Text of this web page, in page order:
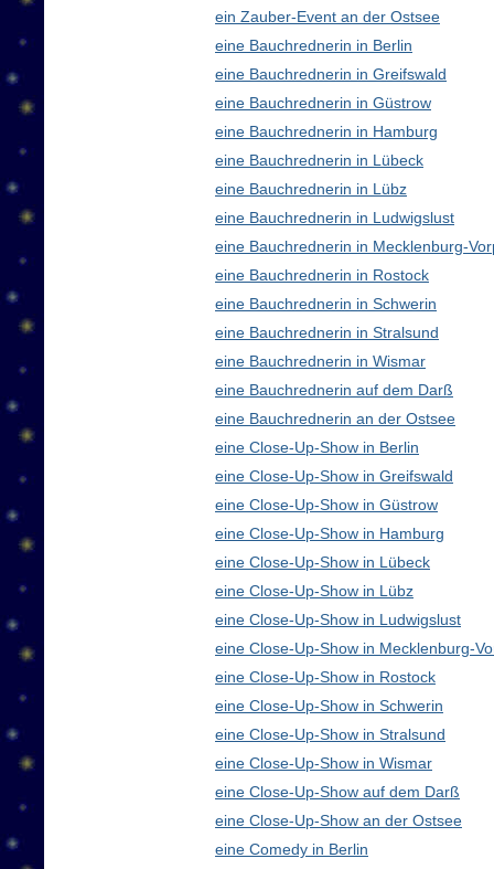
ein Zauber-Event an der Ostsee
eine Bauchrednerin in Berlin
eine Bauchrednerin in Greifswald
eine Bauchrednerin in Güstrow
eine Bauchrednerin in Hamburg
eine Bauchrednerin in Lübeck
eine Bauchrednerin in Lübz
eine Bauchrednerin in Ludwigslust
eine Bauchrednerin in Mecklenburg-
eine Bauchrednerin in Rostock
eine Bauchrednerin in Schwerin
eine Bauchrednerin in Stralsund
eine Bauchrednerin in Wismar
eine Bauchrednerin auf dem Darß
eine Bauchrednerin an der Ostsee
eine Close-Up-Show in Berlin
eine Close-Up-Show in Greifswald
eine Close-Up-Show in Güstrow
eine Close-Up-Show in Hamburg
eine Close-Up-Show in Lübeck
eine Close-Up-Show in Lübz
eine Close-Up-Show in Ludwigslust
eine Close-Up-Show in Mecklenburg-
eine Close-Up-Show in Rostock
eine Close-Up-Show in Schwerin
eine Close-Up-Show in Stralsund
eine Close-Up-Show in Wismar
eine Close-Up-Show auf dem Darß
eine Close-Up-Show an der Ostsee
eine Comedy in Berlin